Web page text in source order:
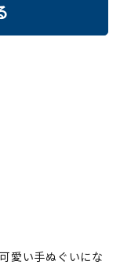
愛い手ぬぐいにな